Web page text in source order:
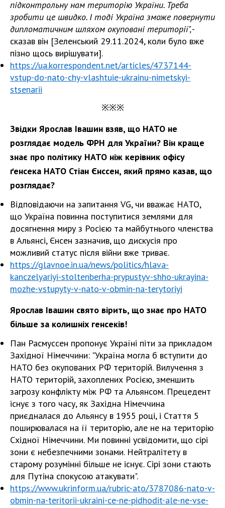
підконтрольну нам територію України. Треба
зробити це швидко. І тоді Україна зможе повернути
дипломатичним шляхом окуповані території",-
сказав він [Зеленський 29.11.2024, коли було вже
пізно щось вирішувати].
https://ua.korrespondent.net/articles/4737144-
vstup-do-nato-chy-vlashtuie-ukrainu-nimetskyi-
stsenarii
※※※
Звідки Ярослав Івашин взяв, що НАТО не
розглядає модель ФРН для України? Він краще
знає про політику НАТО ніж керівник офісу
ґенсека НАТО Стіан Єнссен, який прямо казав, що
розглядає?
Відповідаючи на запитання VG, чи вважає НАТО,
що Україна повинна поступитися землями для
досягнення миру з Росією та майбутнього членства
в Альянсі, Єнсен зазначив, що дискусія про
можливий статус після війни вже триває.
https://glavnoe.in.ua/news/politics/hlava-
kanczelyariyi-stoltenberha-prypustyv-shho-ukrayina-
mozhe-vstupyty-v-nato-v-obmin-na-terytoriyi
Ярослав Івашин свято вірить, що знає про НАТО
більше за колишніх генсеків!
Пан Расмуссен пропонує Україні піти за прикладом
Західної Німеччини: "Україна могла б вступити до
НАТО без окупованих РФ територій. Вилучення з
НАТО територій, захоплених Росією, зменшить
загрозу конфлікту між РФ та Альянсом. Прецедент
існує з того часу, як Західна Німеччина
приєдналася до Альянсу в 1955 році, і Стаття 5
поширювалася на її територію, але не на територію
Східної Німеччини. Ми повинні усвідомити, що сірі
зони є небезпечними зонами. Нейтралітету в
старому розумінні більше не існує. Сірі зони стають
для Путіна спокусою атакувати".
https://www.ukrinform.ua/rubric-ato/3787086-nato-v-
obmin-na-teritorii-ukraini-ce-ne-pidhodit-ale-ne-vse-